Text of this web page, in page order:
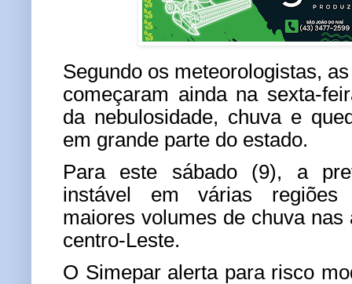
Segundo os meteorologistas,
começaram ainda na sexta-
da nebulosidade, chuva e
em grande parte do estado.
Para este sábado (9), a
instável em várias regiões
maiores volumes de chuva
centro-Leste.
O Simepar alerta para risco